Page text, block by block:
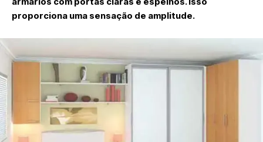
proporciona uma sensação de amplitude.